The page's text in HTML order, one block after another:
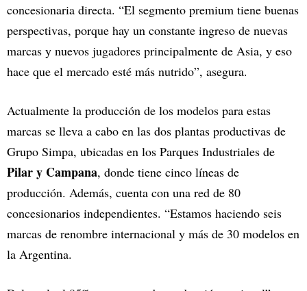
concesionaria directa. “El segmento premium tiene buenas
perspectivas, porque hay un constante ingreso de nuevas
marcas y nuevos jugadores principalmente de Asia, y eso
hace que el mercado esté más nutrido”, asegura.
Actualmente la producción de los modelos para estas
marcas se lleva a cabo en las dos plantas productivas de
Grupo Simpa, ubicadas en los Parques Industriales de
Pilar y Campana, donde tiene cinco líneas de
producción. Además, cuenta con una red de 80
concesionarios independientes. “Estamos haciendo seis
marcas de renombre internacional y más de 30 modelos en
la Argentina.